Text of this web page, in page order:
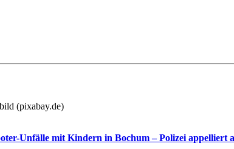
Unfälle mit Kindern in Bochum – Polizei appelliert